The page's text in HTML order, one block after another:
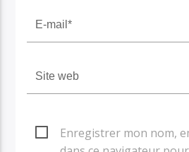
Enregistrer mon nom,